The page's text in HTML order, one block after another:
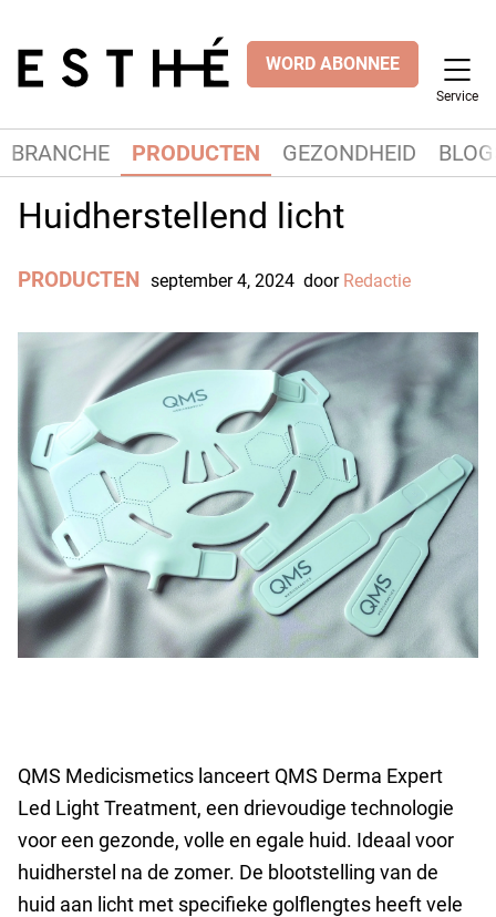
WORD ABONNEE
Service
BRANCHE PRODUCTEN GEZONDHEID
Huidherstellend licht
PRODUCTEN september 4, 2024 door Redactie
QMS Medicismetics lanceert QMS Derma Expert
Led Light Treatment, een drievoudige technologie
voor een gezonde, volle en egale huid. Ideaal voor
huidherstel na de zomer. De blootstelling van de
huid aan licht met specifieke golflengtes heeft vele